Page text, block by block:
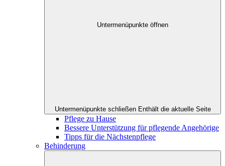
Untermenüpunkte öffnen
Untermenüpunkte schließen Enthält die aktuelle Seite
Pflege zu Hause
Bessere Unterstützung für pflegende Angehörige
Tipps für die Nächstenpflege
Behinderung